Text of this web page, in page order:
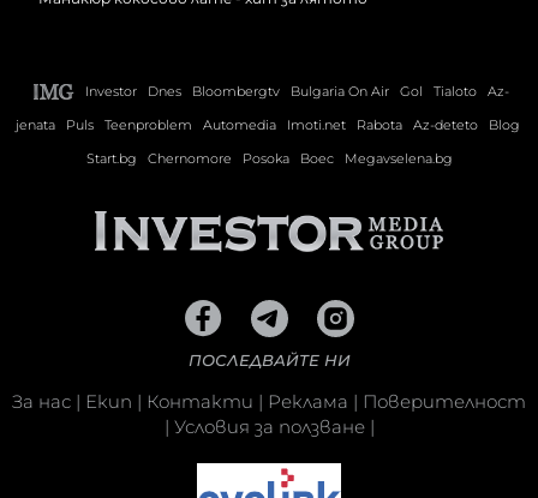
Investor Dnes Bloombergtv Bulgaria On Air Gol Tialoto
Az-
jenata
Puls Teenproblem Automedia Imoti.net Rabota Az-deteto
Blog
Start.bg
Chernomore Posoka Boec Megavselena.bg
ПОСЛЕДВАЙТЕ НИ
За нас | Екип | Контакти | Реклама | Поверителност
| Условия за ползване|